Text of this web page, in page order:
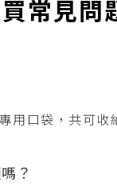
常見問
用口袋，共可
？